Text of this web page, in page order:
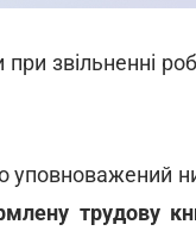
при звільненні
уповноважений
трудову